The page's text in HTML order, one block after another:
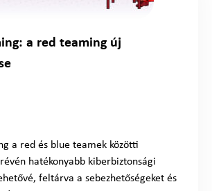
a red teaming új
a red és blue teamek közötti
hatékonyabb kiberbiztonsági
feltárva a sebezhetőségeket és